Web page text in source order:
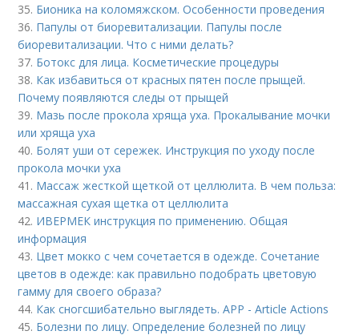
35. Бионика на коломяжском. Особенности проведения
36. Папулы от биоревитализации. Папулы после
биоревитализации. Что с ними делать?
37. Ботокс для лица. Косметические процедуры
38. Как избавиться от красных пятен после прыщей.
Почему появляются следы от прыщей
39. Мазь после прокола хряща уха. Прокалывание мочки
или хряща уха
40. Болят уши от сережек. Инструкция по уходу после
прокола мочки уха
41. Массаж жесткой щеткой от целлюлита. В чем польза:
массажная сухая щетка от целлюлита
42. ИВЕРМЕК инструкция по применению. Общая
информация
43. Цвет мокко с чем сочетается в одежде. Сочетание
цветов в одежде: как правильно подобрать цветовую
гамму для своего образа?
44. Как сногсшибательно выглядеть. APP - Article Actions
45. Болезни по лицу. Определение болезней по лицу